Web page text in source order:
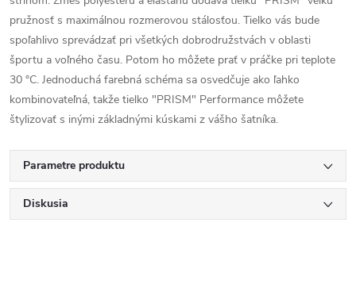
pružnosť s maximálnou rozmerovou stálosťou. Tielko vás bude
spoľahlivo sprevádzať pri všetkých dobrodružstvách v oblasti
športu a voľného času. Potom ho môžete prať v práčke pri teplote
30 °C. Jednoduchá farebná schéma sa osvedčuje ako ľahko
kombinovateľná, takže tielko "PRISM" Performance môžete
štylizovať s inými základnými kúskami z vášho šatníka.
Parametre produktu
Diskusia